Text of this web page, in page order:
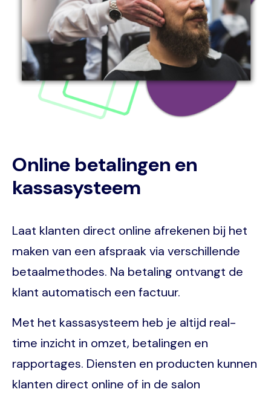
Online betalingen en
kassasysteem
Laat klanten direct online afrekenen bij het
maken van een afspraak via verschillende
betaalmethodes. Na betaling ontvangt de
klant automatisch een factuur.
Met het kassasysteem heb je altijd real-
time inzicht in omzet, betalingen en
rapportages. Diensten en producten kunnen
klanten direct online of in de salon